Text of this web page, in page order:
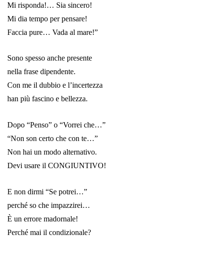
Mi risponda!… Sia sincero!
Mi dia tempo per pensare!
Faccia pure… Vada al mare!”
Sono spesso anche presente
nella frase dipendente.
Con me il dubbio e l’incertezza
han più fascino e bellezza.
Dopo “Penso” o “Vorrei che…”
“Non son certo che con te…”
Non hai un modo alternativo.
Devi usare il CONGIUNTIVO!
E non dirmi “Se potrei…”
perché so che impazzirei…
È un errore madornale!
Perché mai il condizionale?